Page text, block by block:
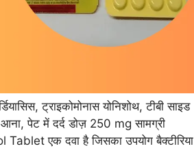
ट्राइकोमोनास योनिशोथ, टीबी साइड
पेट में दर्द डोज़ 250 mg सामग्री
एक दवा है जिसका उपयोग बैक्टीरिया